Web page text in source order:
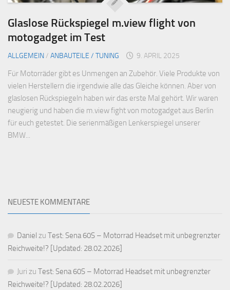
Glaslose Rückspiegel m.view flight von
motogadget im Test
ALLGEMEIN/ ANBAUTEILE / TUNING 9. APRIL 2025
Für Motorräder gibt es Unmengen an Zubehör. Viele Produkte von
vielen Herstellern die irgendwie alle das Gleiche können. Aber von
glaslosen Rückspiegeln haben wir das erste Mal gehört. Wir waren
neugierig und haben die m.view fight von motogadget aus Berlin
für euch getestet. Die serienmäßigen Lenkerspiegel unserer
BMW...
NEUESTE KOMMENTARE
Daniel zu Test: Sena 60S – Motorrad Headset mit unbegrenzter
Reichweite!? [Updated: 28.02.2026]
Juri zu Test: Sena 60S – Motorrad Headset mit unbegrenzter
Reichweite!? [Updated: 28.02.2026]